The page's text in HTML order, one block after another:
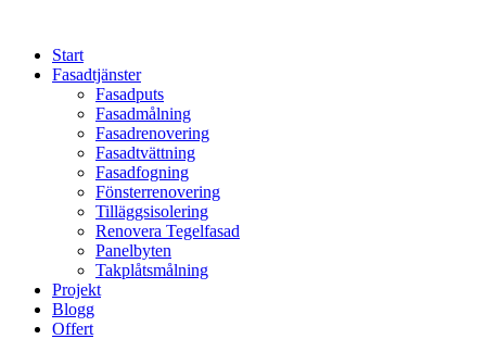
contentStart
Fasadtjänster
Fasadputs
Fasadmålning
Fasadrenovering
Fasadtvättning
Fasadfogning
Fönsterrenovering
Tilläggsisolering
Renovera Tegelfasad
Panelbyten
Takplåtsmålning
Projekt
Blogg
Offert